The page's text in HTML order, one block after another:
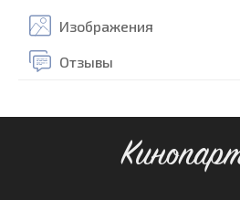
Изображения
Отзывы